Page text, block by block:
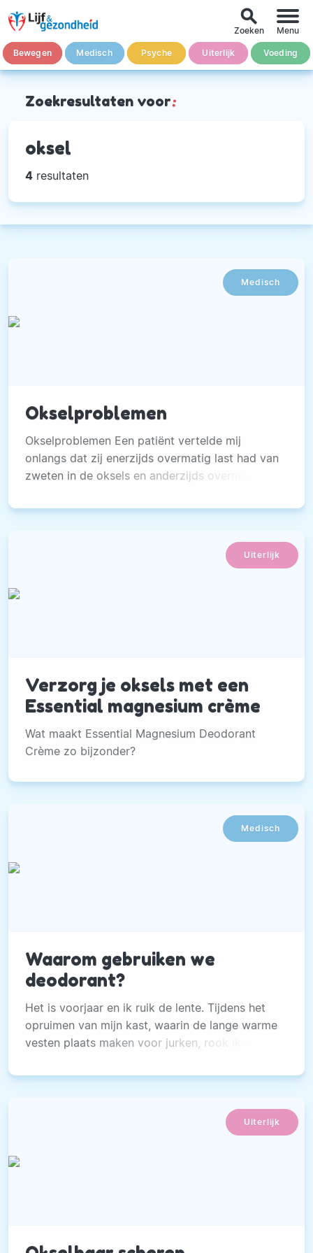
Bewegen Medisch Psyche Uiterlijk Voeding
search
Zoeken Menu
Zoekresultaten voor:
oksel
4 resultaten
Medisch
Okselproblemen
Okselproblemen Een patiënt vertelde mij
onlangs dat zij enerzijds overmatig last had van
zweten in de oksels en anderzijds overmatig
last had van beide versterkte dit haar
Uiterlijk
Verzorg je oksels met een
Essential magnesium crème
Wat maakt Essential Magnesium Deodorant
Crème zo bijzonder?
Medisch
Waarom gebruiken we
deodorant?
Het is voorjaar en ik ruik de lente. Tijdens het
opruimen van mijn kast, waarin de lange warme
vesten plaats maken voor jurken, rook ik niet
Uiterlijk